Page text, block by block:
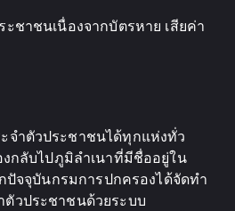
ชาชนเนื่องจากบัตรหาย เสียค่า
จำตัวประชาชนได้ทุกแห่งทั่ว
งกลับไปภูมิลำเนาที่มีชื่ออยู่ใน
ปัจจุบันกรมการปกครองได้จัดทำ
ตัวประชาชนด้วยระบบ